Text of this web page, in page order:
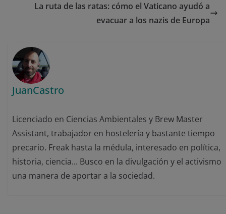
La ruta de las ratas: cómo el Vaticano ayudó a
evacuar a los nazis de Europa
JuanCastro
Licenciado en Ciencias Ambientales y Brew Master
Assistant, trabajador en hostelería y bastante tiempo
precario. Freak hasta la médula, interesado en política,
historia, ciencia... Busco en la divulgación y el activismo
una manera de aportar a la sociedad.